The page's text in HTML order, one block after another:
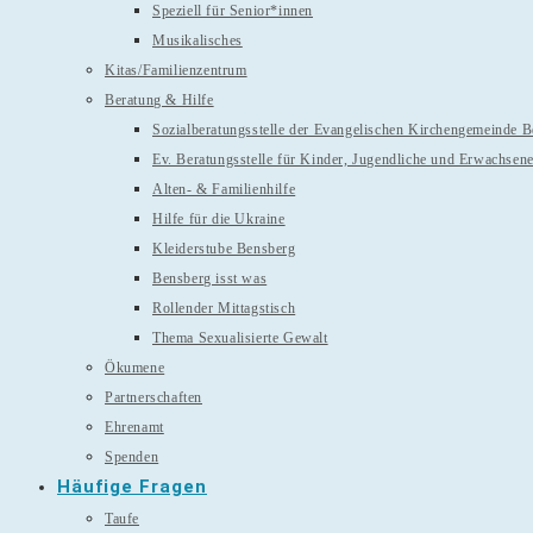
Speziell für Senior*innen
Musikalisches
Kitas/Familienzentrum
Beratung & Hilfe
Sozialberatungsstelle der Evangelischen Kirchengemeinde
Ev. Beratungsstelle für Kinder, Jugendliche und Erwachsene
Alten- & Familienhilfe
Hilfe für die Ukraine
Kleiderstube Bensberg
Bensberg isst was
Rollender Mittagstisch
Thema Sexualisierte Gewalt
Ökumene
Partnerschaften
Ehrenamt
Spenden
Häufige Fragen
Taufe